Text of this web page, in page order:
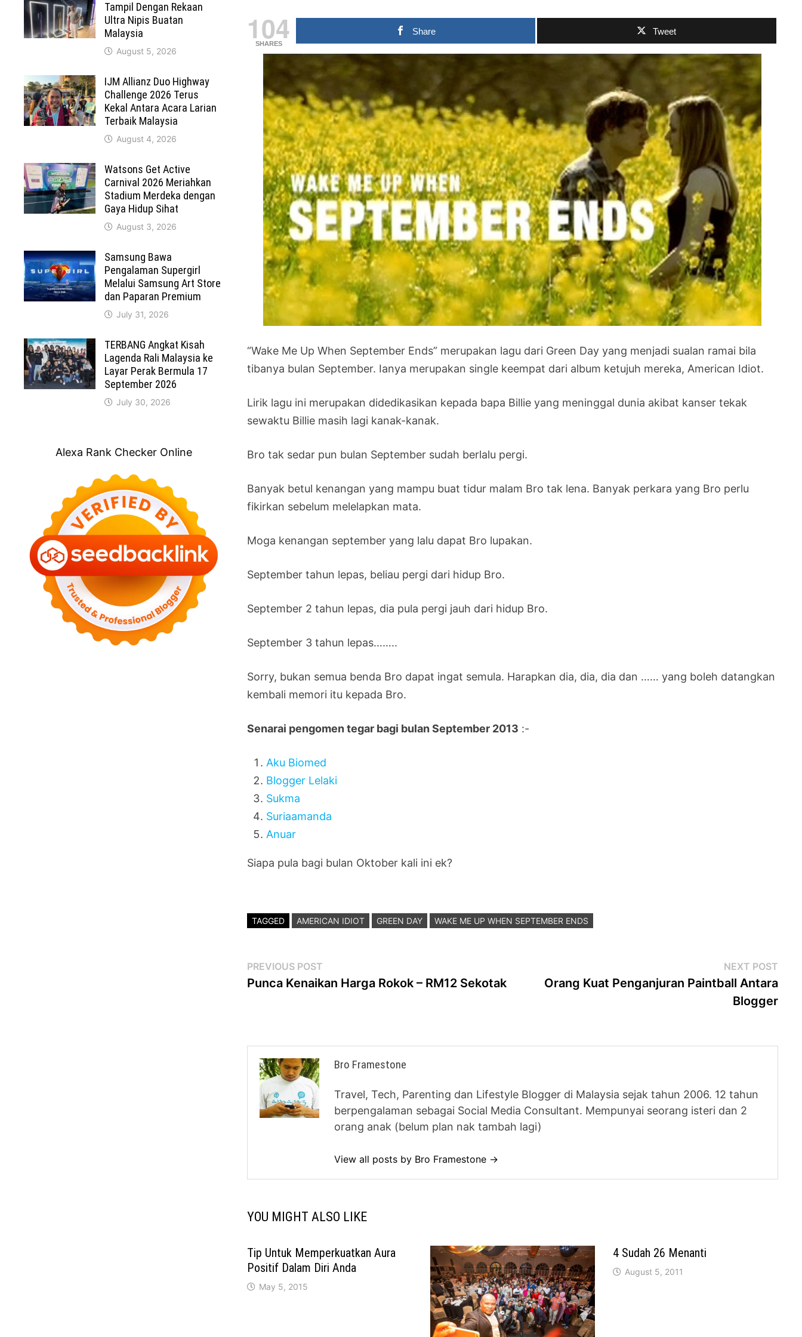
104
SHARES
Share Tweet
“Wake Me Up When September Ends” merupakan lagu dari Green Day yang menjadi sualan ramai bila
tibanya bulan September. Ianya merupakan single keempat dari album ketujuh mereka, American Idiot.
Lirik lagu ini merupakan didedikasikan kepada bapa Billie yang meninggal dunia akibat kanser tekak
sewaktu Billie masih lagi kanak-kanak.
Bro tak sedar pun bulan September sudah berlalu pergi.
Banyak betul kenangan yang mampu buat tidur malam Bro tak lena. Banyak perkara yang Bro perlu
fikirkan sebelum melelapkan mata.
Moga kenangan september yang lalu dapat Bro lupakan.
September tahun lepas, beliau pergi dari hidup Bro.
September 2 tahun lepas, dia pula pergi jauh dari hidup Bro.
September 3 tahun lepas……..
Sorry, bukan semua benda Bro dapat ingat semula. Harapkan dia, dia, dia dan …… yang boleh datangkan
kembali memori itu kepada Bro.
Senarai pengomen tegar bagi bulan September 2013 :-
Aku Biomed
Blogger Lelaki
Sukma
Suriaamanda
Anuar
Siapa pula bagi bulan Oktober kali ini ek?
TAGGED AMERICAN IDIOT GREEN DAY WAKE ME UP WHEN SEPTEMBER ENDS
Post
navigation
PREVIOUS POST
post:
Punca Kenaikan Harga Rokok – RM12 Sekotak
NEXT POSTNext
Orang Kuat Penganjuran Paintball Antara
Blogger
Bro Framestone
Travel, Tech, Parenting dan Lifestyle Blogger di Malaysia sejak tahun 2006. 12 tahun
berpengalaman sebagai Social Media Consultant. Mempunyai seorang isteri dan 2
orang anak (belum plan nak tambah lagi)
View all posts by Bro Framestone →
YOU MIGHT ALSO LIKE
Tip Untuk Memperkuatkan Aura
Positif Dalam Diri Anda
May 5, 2015
4 Sudah 26 Menanti
August 5, 2011
Tampil Dengan Rekaan
Ultra Nipis Buatan
Malaysia
August 5, 2026
IJM Allianz Duo Highway
Challenge 2026 Terus
Kekal Antara Acara Larian
Terbaik Malaysia
August 4, 2026
Watsons Get Active
Carnival 2026 Meriahkan
Stadium Merdeka dengan
Gaya Hidup Sihat
August 3, 2026
Samsung Bawa
Pengalaman Supergirl
Melalui Samsung Art Store
dan Paparan Premium
July 31, 2026
TERBANG Angkat Kisah
Lagenda Rali Malaysia ke
Layar Perak Bermula 17
September 2026
July 30, 2026
Alexa Rank Checker Online